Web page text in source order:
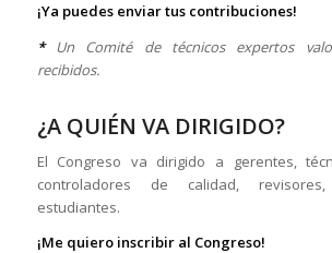
¡Ya puedes enviar tus contribuciones!
* Un Comité de técnicos expertos
recibidos.
¿A QUIÉN VA DIRIGIDO?
El Congreso va dirigido a gerentes,
controladores de calidad,
estudiantes.
¡Me quiero inscribir al Congreso!